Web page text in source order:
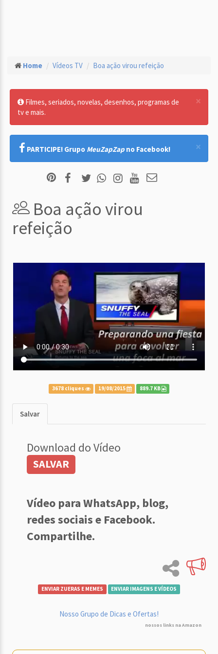
Home Vídeos TV Boa ação virou refeição
×
Filmes, seriados, novelas, desenhos, programas de
tv e mais.
×
PARTICIPE! Grupo MeuZapZap no Facebook!
Boa ação virou
refeição
3678 cliques 19/08/2015 889.7 KB
Salvar
Download do Vídeo
SALVAR
Vídeo para WhatsApp, blog,
redes sociais e Facebook.
Compartilhe.
ENVIAR ZUERAS E MEMES ENVIAR IMAGENS E VÍDEOS
Nosso Grupo de Dicas e Ofertas!
nossos links na Amazon